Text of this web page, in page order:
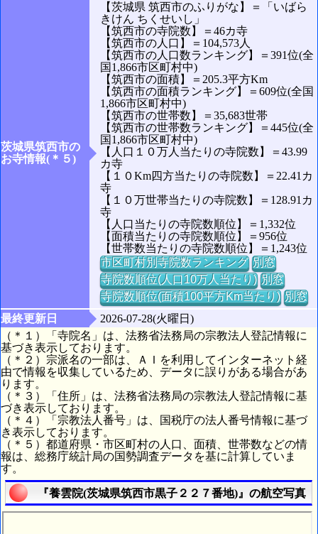
茨城県筑西市の
お寺情報(＊５)
【茨城県 筑西市のふりがな】＝「いばら
きけん ちくせいし」
【筑西市の寺院数】＝46カ寺
【筑西市の人口】＝104,573人
【筑西市の人口数ランキング】＝391位(全
国1,866市区町村中)
【筑西市の面積】＝205.3平方Km
【筑西市の面積ランキング】＝609位(全国
1,866市区町村中)
【筑西市の世帯数】＝35,683世帯
【筑西市の世帯数ランキング】＝445位(全
国1,866市区町村中)
【人口１０万人当たりの寺院数】＝43.99
カ寺
【１０Km四方当たりの寺院数】＝22.41カ
寺
【１０万世帯当たりの寺院数】＝128.91カ
寺
【人口当たりの寺院数順位】＝1,332位
【面積当たりの寺院数順位】＝956位
【世帯数当たりの寺院数順位】＝1,243位
市区町村別寺院数ランキング 別窓
寺院数順位(人口10万人当たり) 別窓
寺院数順位(面積100平方Km当たり) 別窓
最終更新日
2026-07-28(火曜日)
（＊１）「寺院名」は、法務省法務局の宗教法人登記情報に
基づき表示しております。
（＊２）宗派名の一部は、ＡＩを利用してインターネット経
由で情報を収集しているため、データに誤りがある場合があ
ります。
（＊３）「住所」は、法務省法務局の宗教法人登記情報に基
づき表示しております。
（＊４）「宗教法人番号」は、国税庁の法人番号情報に基づ
き表示しております。
（＊５）都道府県・市区町村の人口、面積、世帯数などの情
報は、総務庁統計局の国勢調査データを基に計算していま
す。
『養雲院(茨城県筑西市黒子２２７番地)』の航空写真